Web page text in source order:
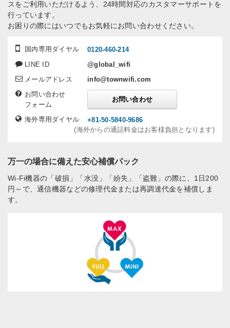
国内専用ダイヤル
0120-460-214
LINE ID
@global_wifi
メールアドレス
info@townwifi.com
お問い合わせ
フォーム
お問い合わせ
海外専用ダイヤル
+81-50-5840-9686
(海外からの通話料金はお客様負担となります)
スをご利用いただけるよう、24時間対応のカスタマーサポートを
行っています。
お困りの際にはいつでもお気軽にお問い合わせください。
万一の場合に備えた安心補償パック
Wi-Fi機器の「破損」「水没」「紛失」「盗難」の際に、1日200
円～で、通信機器などの修理代金または再調達代金を補償しま
す。